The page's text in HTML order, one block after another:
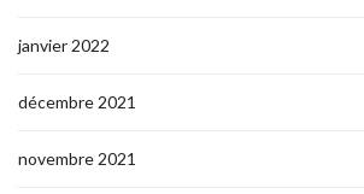
janvier 2022
décembre 2021
novembre 2021